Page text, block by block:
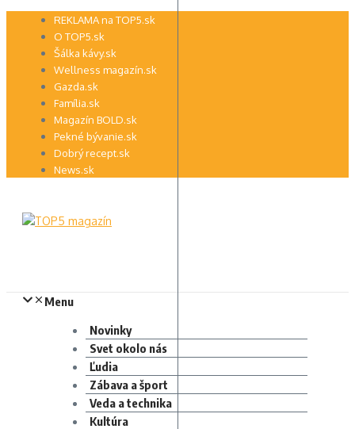
Preskočiť REKLAMA na TOP5.sk
O TOP5.sk
Šálka kávy.sk
Wellness magazín.sk
Gazda.sk
Família.sk
Magazín BOLD.sk
Pekné bývanie.sk
Dobrý recept.sk
News.sk
Menu
Novinky
Svet okolo nás
Ľudia
Zábava a šport
Veda a technika
Kultúra